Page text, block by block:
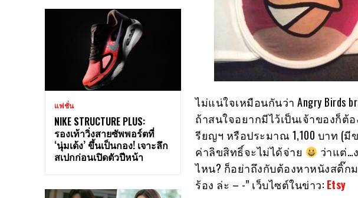
แฟชั่น
NIKE STRUCTURE PLUS:
รองเท้าวิ่งสายซัพพอร์ตที่
‘นุ่มเด้ง’ ขึ้นเป็นกอง! เจาะลึก
สเปกก่อนเปิดตัวปีหน้า
ไม่แน่ใจเหมือนกันว่า Angry Birds
ถ้าสนใจอยากมีไว้เป็นเจ้าของก็ต้
รียญฯ หรือประมาณ 1,100 บาท (มี
ค่าลิขสิทธิ์จะไม่ได้จ่าย
ว่าแต่…
ไหน? ก็อย่าถึงกับต้องหาหนังสติ๊ก
ร้อง ล่ะ – -” เว็บไซต์ในข่าว: Etsy